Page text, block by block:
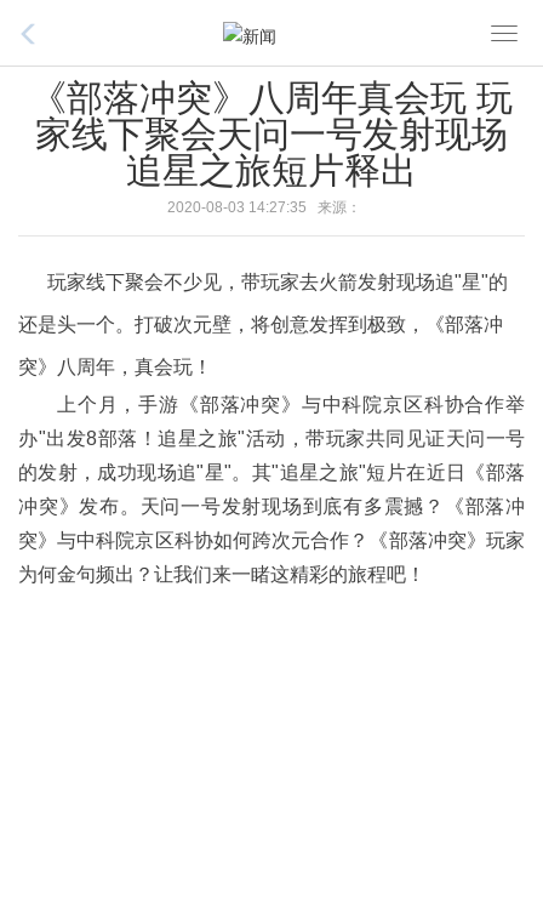
o
t
i
o
《部落冲突》八周年真会玩 玩
家线下聚会天问一号发射现场
追星之旅短片释出
2020-08-03 14:27:35 来源：
玩家线下聚会不少见，带玩家去火箭发射现场追"星"的
还是头一个。打破次元壁，将创意发挥到极致，《部落冲
突》八周年，真会玩！
上个月，手游《部落冲突》与中科院京区科协合作举
办"出发8部落！追星之旅"活动，带玩家共同见证天问一号
的发射，成功现场追"星"。其"追星之旅"短片在近日《部落
冲突》发布。天问一号发射现场到底有多震撼？《部落冲
突》与中科院京区科协如何跨次元合作？《部落冲突》玩家
为何金句频出？让我们来一睹这精彩的旅程吧！